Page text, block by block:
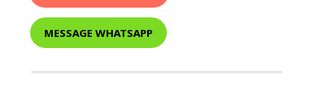
MESSAGE WHATSAPP